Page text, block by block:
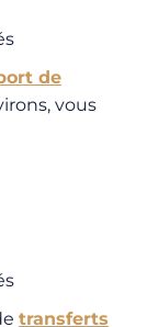
de
vous
transferts